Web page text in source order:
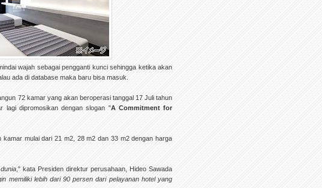
wajah sebagai pengganti kunci sehingga ketika akan
ada di database maka baru bisa masuk.
72 kamar yang akan beroperasi tanggal 17 Juli tahun
lagi dipromosikan dengan slogan "A Commitment for
mulai dari 21 m2, 28 m2 dan 33 m2 dengan harga
," kata Presiden direktur perusahaan, Hideo Sawada
memiliki lebih dari 90 persen dari pelayanan hotel yang